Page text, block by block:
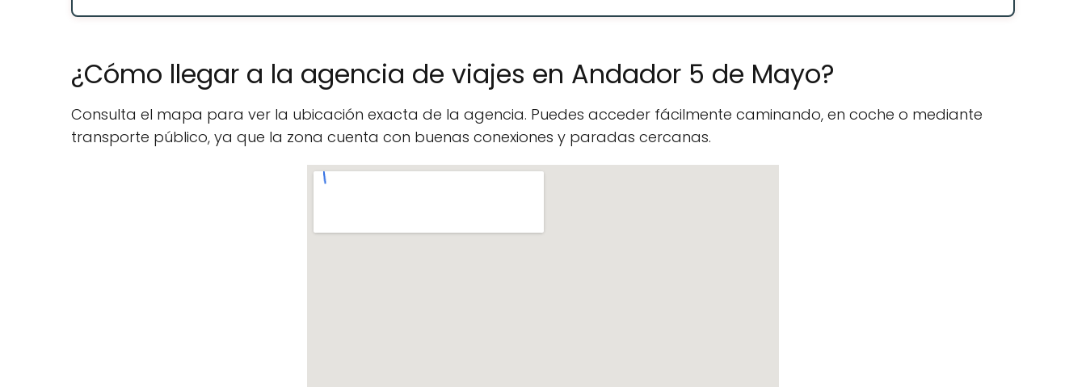
¿Cómo llegar a la agencia de viajes en Andador 5 de Mayo?
Consulta el mapa para ver la ubicación exacta de la agencia. Puedes acceder fácilmente caminando, en coche o mediante
transporte público, ya que la zona cuenta con buenas conexiones y paradas cercanas.